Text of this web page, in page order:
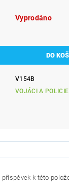
Vyprodáno
V154B
VOJÁCI A POLICIE
k této